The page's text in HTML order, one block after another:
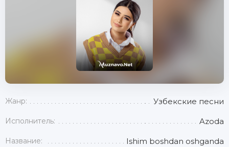
Жанр: Узбекские песни
Исполнитель: Azoda
Название: Ishim boshdan oshganda